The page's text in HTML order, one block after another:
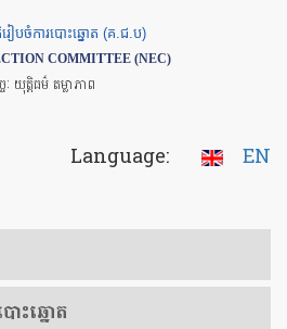
ៀបចំការបោះឆ្នោត (គ.ជ.ប)
COMMITTEE (NEC)
ៈ យុត្តិធម៌ តម្លាភាព
Language: EN
ោះឆ្នោត